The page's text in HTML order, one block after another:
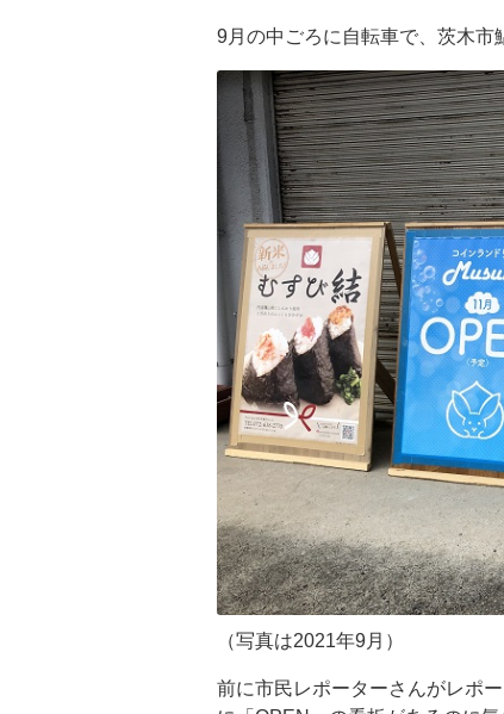
9月の中ごろに自転車で、茨木市
（写真は2021年9月）
前に市民レポーターさんがレポ